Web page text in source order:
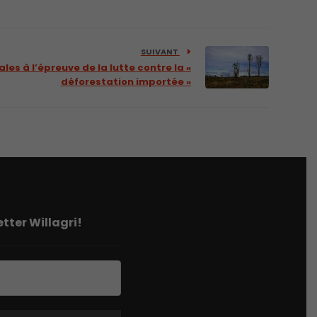
SUIVANT
à l’épreuve de la lutte contre la «
déforestation importée »
Willagri!